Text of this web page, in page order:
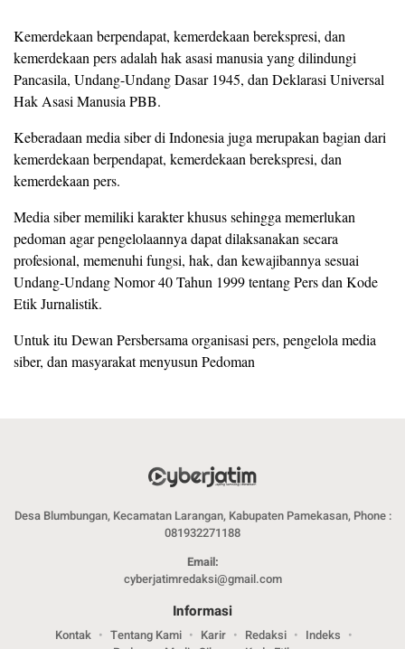
Kemerdekaan berpendapat, kemerdekaan berekspresi, dan
kemerdekaan pers adalah hak asasi manusia yang dilindungi
Pancasila, Undang-Undang Dasar 1945, dan Deklarasi Universal
Hak Asasi Manusia PBB.
Keberadaan media siber di Indonesia juga merupakan bagian dari
kemerdekaan berpendapat, kemerdekaan berekspresi, dan
kemerdekaan pers.
Media siber memiliki karakter khusus sehingga memerlukan
pedoman agar pengelolaannya dapat dilaksanakan secara
profesional, memenuhi fungsi, hak, dan kewajibannya sesuai
Undang-Undang Nomor 40 Tahun 1999 tentang Pers dan Kode
Etik Jurnalistik.
Untuk itu Dewan Persbersama organisasi pers, pengelola media
siber, dan masyarakat menyusun Pedoman
Desa Blumbungan, Kecamatan Larangan, Kabupaten Pamekasan, Phone :
081932271188
Email:
cyberjatimredaksi@gmail.com
Informasi
Kontak Tentang Kami Karir Redaksi
Indeks